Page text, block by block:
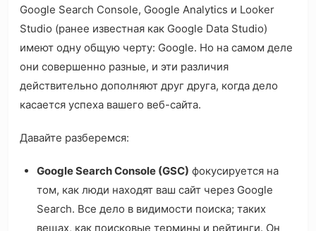
Google Search Console, Google Analytics и Looker
Studio (ранее известная как Google Data Studio)
имеют одну общую черту: Google. Но на самом деле
они совершенно разные, и эти различия
действительно дополняют друг друга, когда дело
касается успеха вашего веб-сайта.
Давайте разберемся:
Google Search Console (GSC) фокусируется на
том, как люди находят ваш сайт через Google
Search. Все дело в видимости поиска; таких
вещах, как поисковые термины и рейтинги. Он